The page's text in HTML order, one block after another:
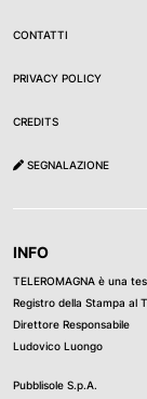
CONTATTI
PRIVACY POLICY
CREDITS
SEGNALAZIONE
INFO
TELEROMAGNA è una
Registro della Stampa al
Direttore Responsabile
Ludovico Luongo
Pubblisole S.p.A.